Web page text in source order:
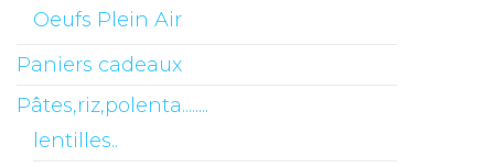
Oeufs Plein Air
Paniers cadeaux
Pâtes,riz,polenta........
lentilles..